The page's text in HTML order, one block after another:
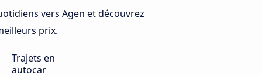
vers Agen et découvrez
prix.
Trajets en
autocar